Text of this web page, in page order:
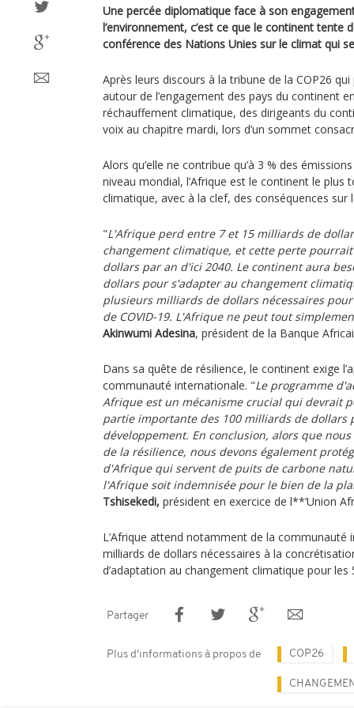
Une percée diplomatique face à son
l’environnement, c’est ce que le continent tente
conférence des Nations Unies sur le climat qui
Après leurs discours à la tribune de la COP26
autour de l’engagement des pays du continent
réchauffement climatique, des dirigeants du
voix au chapitre mardi, lors d’un sommet
Alors qu’elle ne contribue qu’à 3 % des
niveau mondial, l’Afrique est le continent le plus
climatique, avec à la clef, des conséquences sur
"L'Afrique perd entre 7 et 15 milliards de
changement climatique, et cette perte
dollars par an d'ici 2040. Le continent aura
dollars pour s'adapter au changement
plusieurs milliards de dollars nécessaires
de COVID-19. L'Afrique ne peut tout
Akinwumi Adesina, président de la Banque
Dans sa quête de résilience, le continent exige
communauté internationale. "Le programme
Afrique est un mécanisme crucial qui devrait
partie importante des 100 milliards de dollars
développement. En conclusion, alors que
de la résilience, nous devons également
d'Afrique qui servent de puits de carbone
l'Afrique soit indemnisée pour le bien de la
Tshisekedi, président en exercice de l**’Union
L’Afrique attend notamment de la communauté
milliards de dollars nécessaires à la
d’adaptation au changement climatique pour les
Partager
Plus d'informations à propos de COP26